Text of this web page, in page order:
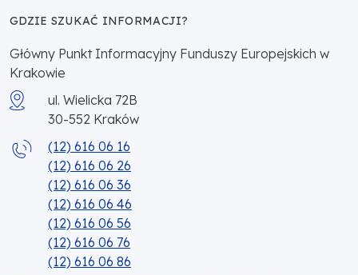
GDZIE SZUKAĆ INFORMACJI?
Główny Punkt Informacyjny Funduszy Europejskich w
Krakowie
ul. Wielicka 72B
30-552 Kraków
(12) 616 06 16
(12) 616 06 26
(12) 616 06 36
(12) 616 06 46
(12) 616 06 56
(12) 616 06 76
(12) 616 06 86